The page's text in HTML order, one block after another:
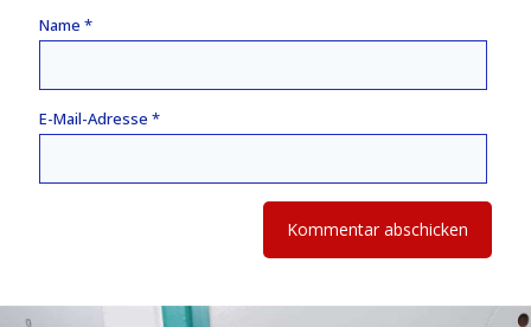
Name *
E-Mail-Adresse *